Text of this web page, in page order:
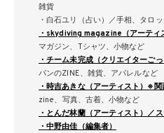
雑貨
・白石ユリ（占い）／手相、タロ
・skydiving magazine（アーティ
マガジン、Tシャツ、小物など
・チーム未完成（クリエイターごっ
パンのZINE、雑貨、アパレルなど
・時吉あきな（アーティスト）※
zine、写真、古着、小物など
・とんだ林蘭（アーティスト）／
・中野由佳（編集者）